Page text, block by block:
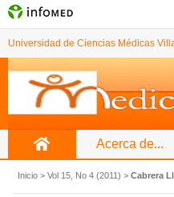
Universidad de Ciencias Médicas
Acerca de...
Inicio > Vol 15, No 4 (2011) > Cabrera